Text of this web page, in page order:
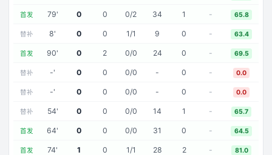
首发 79' 0 0 0/2 34 1 - 65.8
替补 8' 0 0 1/1 9 0 - 63.4
首发 90' 0 2 0/0 24 0 - 69.5
替补 -' 0 0 0/0 - 0 - 0.0
替补 -' 0 0 0/0 - 0 - 0.0
替补 54' 0 0 0/0 14 1 - 65.7
首发 64' 0 0 0/0 31 0 - 64.5
首发 74' 1 0 1/1 28 2 - 81.0